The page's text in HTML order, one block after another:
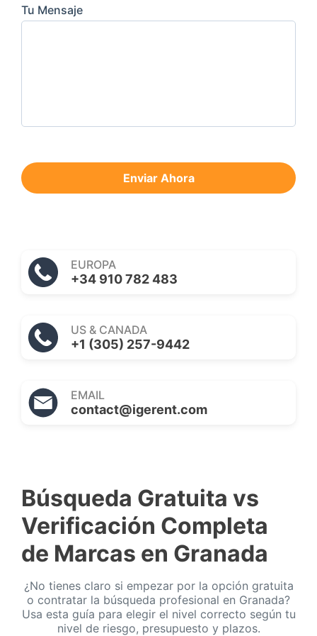
Tu Mensaje
Enviar Ahora
EUROPA
+34 910 782 483
US & CANADA
+1 (305) 257-9442
EMAIL
contact@igerent.com
Búsqueda Gratuita vs
Verificación Completa
de Marcas en Granada
¿No tienes claro si empezar por la opción gratuita
o contratar la búsqueda profesional en Granada?
Usa esta guía para elegir el nivel correcto según tu
nivel de riesgo, presupuesto y plazos.